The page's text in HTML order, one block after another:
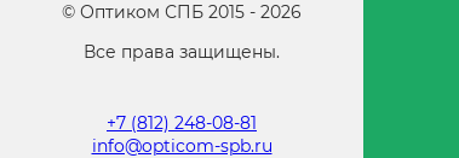
© Оптиком СПБ 2015 - 2026
Все права защищены.
+7 (812) 248-08-81
info@opticom-spb.ru